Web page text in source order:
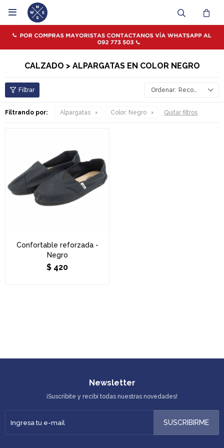

CALZADO > ALPARGATAS EN COLOR NEGRO
Recomendados
Filtrando por: Alpargatas Color: Negro Quitar filtros
Confortable reforzada -
Negro
$ 420
Newsletter
¡Suscribite y recibí todas nuestras novedades!
SUSCRIBIRME